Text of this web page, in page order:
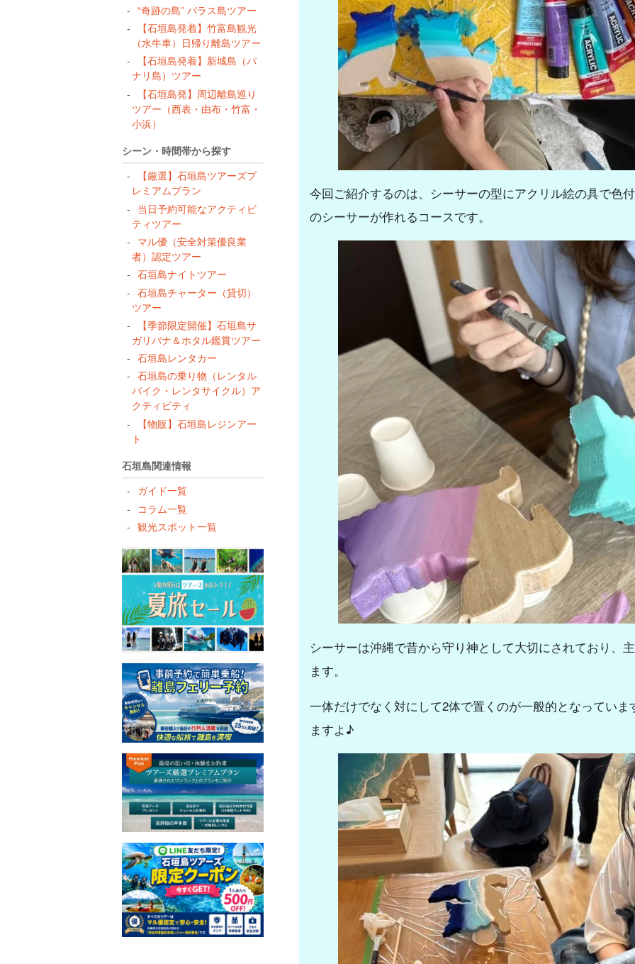
“奇跡の島” バラス島ツアー
【石垣島発着】竹富島観光
（水牛車）日帰り離島ツアー
【石垣島発着】新城島（パ
ナリ島）ツアー
【石垣島発】周辺離島巡り
ツアー（西表・由布・竹富・
小浜）
シーン・時間帯から探す
【厳選】石垣島ツアーズプ
レミアムプラン
当日予約可能なアクティビ
ティツアー
マル優（安全対策優良業
者）認定ツアー
石垣島ナイトツアー
石垣島チャーター（貸切）
ツアー
【季節限定開催】石垣島サ
ガリバナ＆ホタル鑑賞ツアー
石垣島レンタカー
石垣島の乗り物（レンタル
バイク・レンタサイクル）ア
クティビティ
【物販】石垣島レジンアー
ト
石垣島関連情報
ガイド一覧
コラム一覧
観光スポット一覧
今回ご紹介するのは、シーサーの型にアクリル絵の具で色
のシーサーが作れるコースです。
シーサーは沖縄で昔から守り神として大切にされており、
ます。
一体だけでなく対にして2体で置くのが一般的となってい
ますよ♪